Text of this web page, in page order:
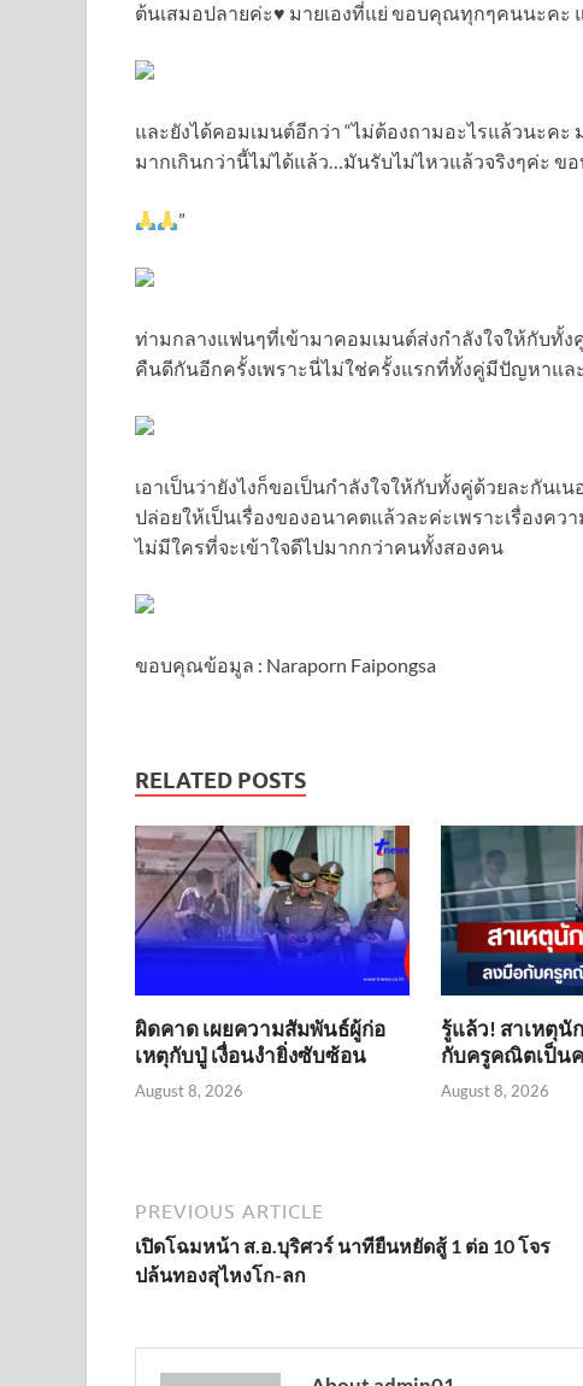
ต้นเสมอปลายค่ะ♥️ มายเองที่แย่ ขอบคุณทุกๆคนนะคะ
และยังได้คอมเมนต์อีกว่า “ไม่ต้องถามอะไรแล้วนะค
มากเกินกว่านี้ไม่ได้แล้ว…มันรับไม่ไหวแล้วจริงๆค่ะ ข
”
ท่ามกลางแฟนๆที่เข้ามาคอมเมนต์ส่งกำลังใจให้กับทั้
คืนดีกันอีกครั้งเพราะนี่ไม่ใช่ครั้งแรกที่ทั้งคู่มีปัญหาแ
เอาเป็นว่ายังไงก็ขอเป็นกำลังใจให้กับทั้งคู่ด้วยละกัน
ปล่อยให้เป็นเรื่องของอนาคตแล้วละค่ะเพราะเรื่องค
ไม่มีใครที่จะเข้าใจดีไปมากกว่าคนทั้งสองคน
ขอบคุณข้อมูล : Naraporn Faipongsa
RELATED POSTS
ผิดคาด เผยความสัมพันธ์ผู้ก่อ
เหตุกับปู่ เงื่อนงำยิ่งซับซ้อน
August 8, 2026
รู้แล้ว! สาเหตุนั
กับครูคณิตเป็น
August 8, 2026
PREVIOUS ARTICLE
เปิดโฉมหน้า ส.อ.บุริศวร์ นาทียืนหยัดสู้ 1 ต่อ 10 โจร
ปล้นทองสุไหงโก-ลก